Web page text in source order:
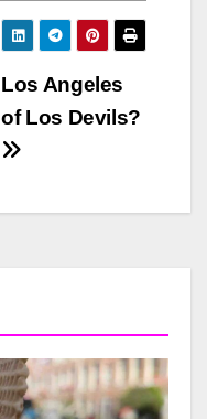
Los Angeles
of Los Devils?